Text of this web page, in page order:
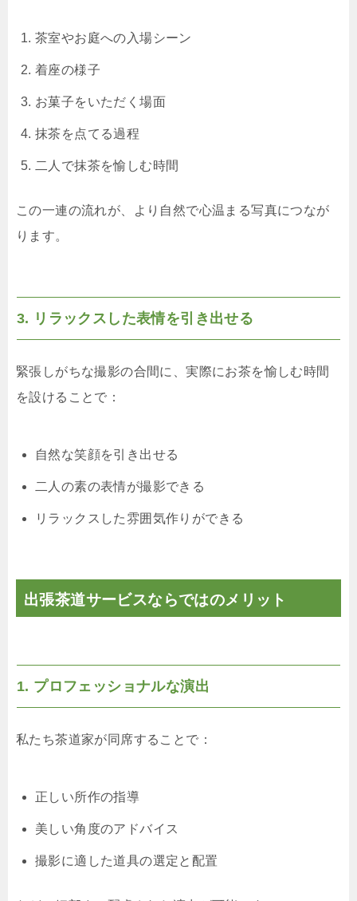
茶室やお庭への入場シーン
着座の様子
お菓子をいただく場面
抹茶を点てる過程
二人で抹茶を愉しむ時間
この一連の流れが、より自然で心温まる写真につなが
ります。
3. リラックスした表情を引き出せる
緊張しがちな撮影の合間に、実際にお茶を愉しむ時間
を設けることで：
自然な笑顔を引き出せる
二人の素の表情が撮影できる
リラックスした雰囲気作りができる
出張茶道サービスならではのメリット
1. プロフェッショナルな演出
私たち茶道家が同席することで：
正しい所作の指導
美しい角度のアドバイス
撮影に適した道具の選定と配置